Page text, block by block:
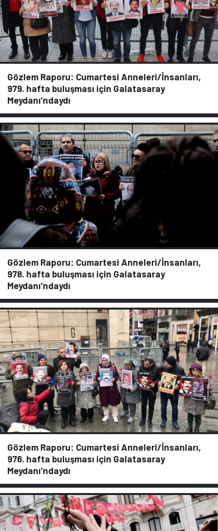
Gözlem Raporu: Cumartesi Anneleri/İnsanları,
979. hafta buluşması için Galatasaray
Meydanı’ndaydı
Gözlem Raporu: Cumartesi Anneleri/İnsanları,
978. hafta buluşması için Galatasaray
Meydanı’ndaydı
Gözlem Raporu: Cumartesi Anneleri/İnsanları,
976. hafta buluşması için Galatasaray
Meydanı’ndaydı